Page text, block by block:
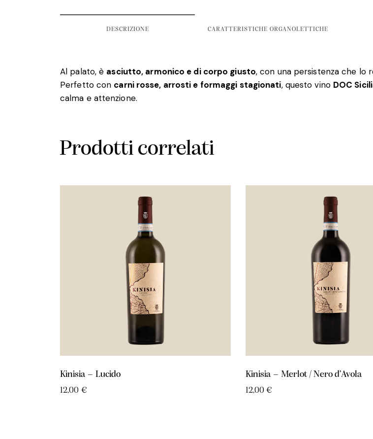
DESCRIZIONE CARATTERISTICHE ORGANOLETTICHE
Al palato, è asciutto, armonico e di corpo giusto, con una persistenza che lo
Perfetto con carni rosse, arrosti e formaggi stagionati, questo vino DOC
calma e attenzione.
Prodotti correlati
Kinisia – Lucido
12,00 €
Kinisia – Merlot / Nero d’Avola
12,00€